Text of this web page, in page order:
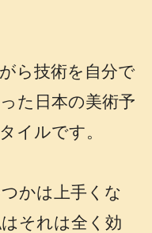
ら技術を自分で
た日本の美術予
イルです。
かは上手くな
それは全く効